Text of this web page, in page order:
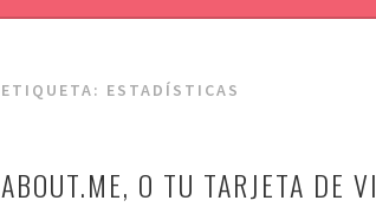
ETIQUETA: ESTADÍSTICAS
ABOUT.ME, O TU TARJETA DE